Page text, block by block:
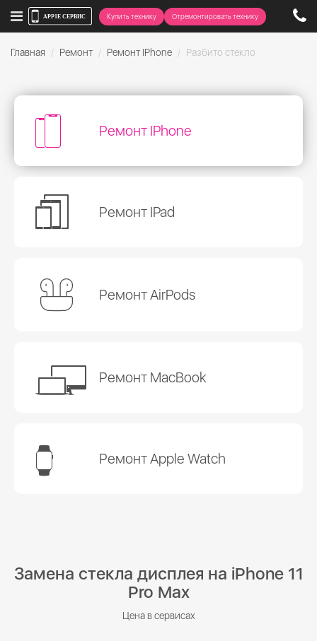
Купить технику Отремонтировать технику
Главная Ремонт Ремонт IPhone Разбито стекло
Ремонт IPhone
Ремонт IPad
Ремонт AirPods
Ремонт MacBook
Ремонт Apple Watch
Замена стекла дисплея на iPhone 11
Pro Max
Цена в сервисах